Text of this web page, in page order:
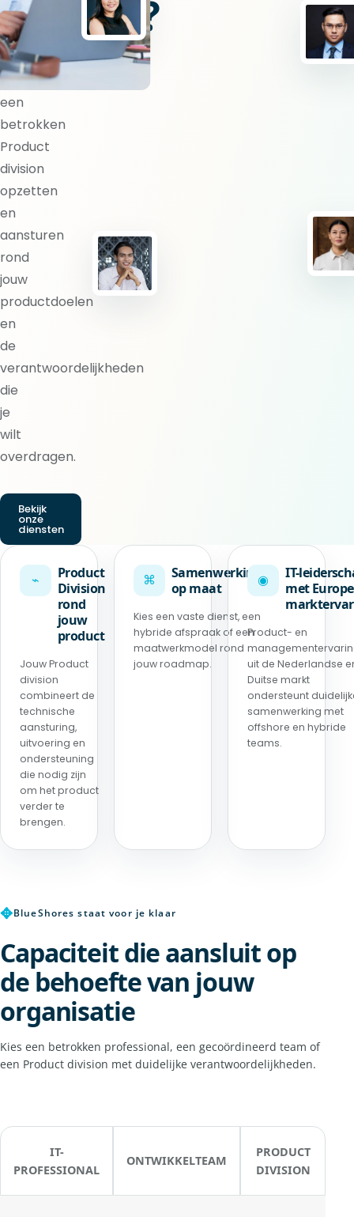
division?
BlueShores
kan
een
betrokken
Product
division
opzetten
en
aansturen
rond
jouw
productdoelen
en
de
verantwoordelijkheden
die
je
wilt
overdragen.
Bekijk
onze
diensten
⌁
Product
Division
rond
jouw
product
Jouw Product
division
combineert de
technische
aansturing,
uitvoering en
ondersteuning
die nodig zijn
om het product
verder te
brengen.
⌘
Samenwerking
op maat
Kies een vaste dienst, een
hybride afspraak of een
maatwerkmodel rond
jouw roadmap.
◉
IT-
met
Product- en
uit de Nederlandse
Duitse markt
ondersteunt
samenwerking met
offshore en hybride
teams.
✥BlueShores staat voor je klaar
Capaciteit die aansluit op
de behoefte van jouw
organisatie
Kies een betrokken professional, een gecoördineerd team of
een Product division met duidelijke verantwoordelijkheden.
IT-
PROFESSIONAL
ONTWIKKELTEAM
PRODUCT
DIVISION